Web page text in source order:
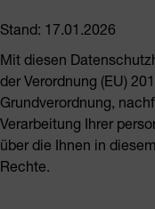
Stand: 17.01.2026
Mit diesen
der Verordnung (EU)
Grundverordnung,
Verarbeitung Ihrer
über die Ihnen in
Rechte.